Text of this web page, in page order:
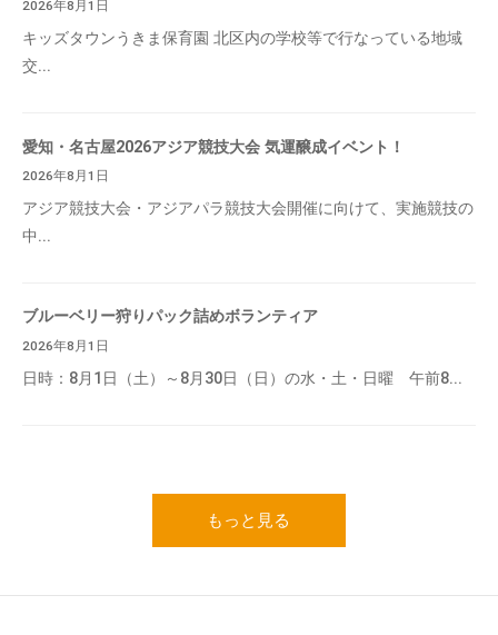
2026年8月1日
キッズタウンうきま保育園 北区内の学校等で行なっている地域
交...
愛知・名古屋2026アジア競技大会 気運醸成イベント！
2026年8月1日
アジア競技大会・アジアパラ競技大会開催に向けて、実施競技の
中...
ブルーベリー狩りパック詰めボランティア
2026年8月1日
日時：8月1日（土）～8月30日（日）の水・土・日曜 午前8...
もっと見る